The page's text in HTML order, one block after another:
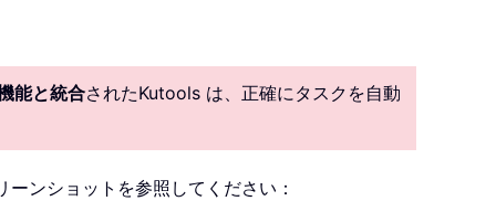
能と統合されたKutools は、正確にタスクを自動
ンショットを参照してください：